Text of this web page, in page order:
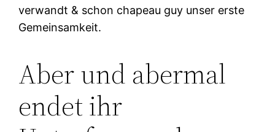
verwandt & schon chapeau guy unser erste
Gemeinsamkeit.
Aber und abermal
endet ihr